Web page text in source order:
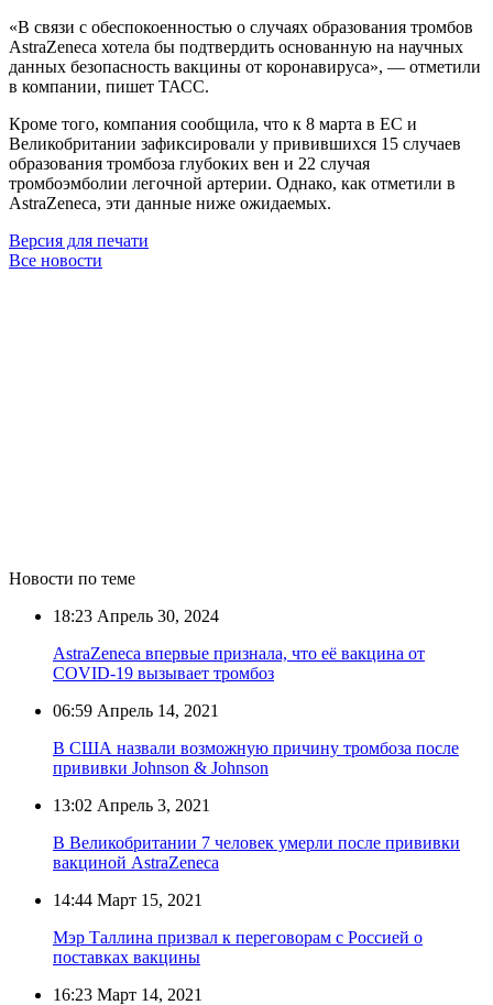
«В связи с обеспокоенностью о случаях образования тромбов
AstraZeneca хотела бы подтвердить основанную на научных
данных безопасность вакцины от коронавируса», — отметили
в компании, пишет ТАСС.
Кроме того, компания сообщила, что к 8 марта в ЕС и
Великобритании зафиксировали у привившихся 15 случаев
образования тромбоза глубоких вен и 22 случая
тромбоэмболии легочной артерии. Однако, как отметили в
AstraZeneca, эти данные ниже ожидаемых.
Версия для печати
Все новости
Новости по теме
18:23 Апрель 30, 2024
AstraZeneca впервые признала, что её вакцина от
COVID-19 вызывает тромбоз
06:59 Апрель 14, 2021
В США назвали возможную причину тромбоза после
прививки Johnson & Johnson
13:02 Апрель 3, 2021
В Великобритании 7 человек умерли после прививки
вакциной AstraZeneca
14:44 Март 15, 2021
Мэр Таллина призвал к переговорам с Россией о
поставках вакцины
16:23 Март 14, 2021